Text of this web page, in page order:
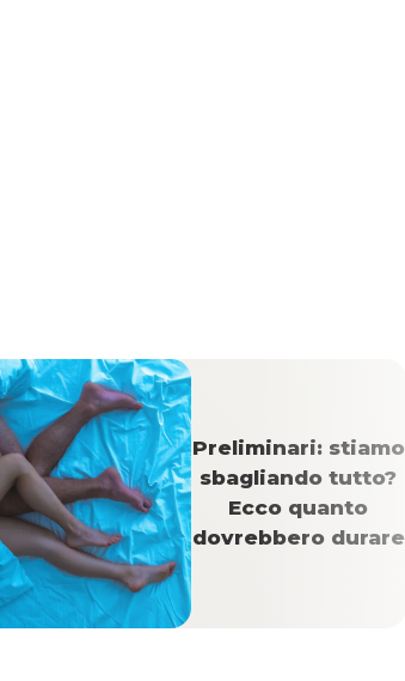
Preliminari: stiamo
sbagliando tutto?
Ecco quanto
dovrebbero durare